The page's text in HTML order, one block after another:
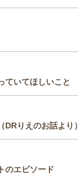
ていてほしいこと
りえのお話より）
のエピソード